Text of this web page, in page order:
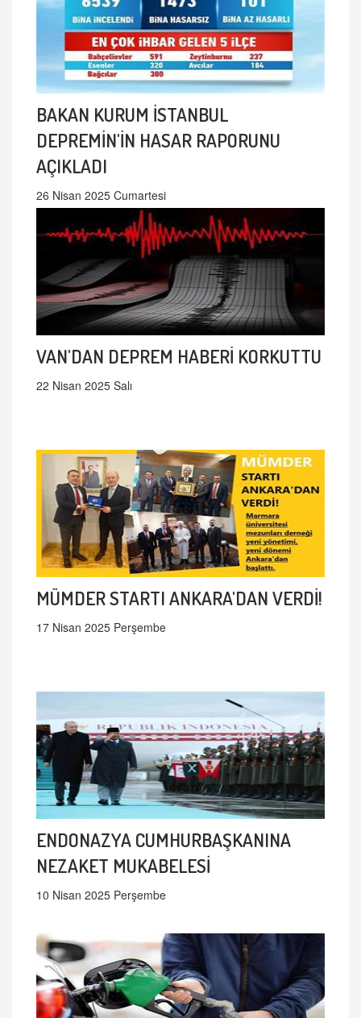
BAKAN KURUM İSTANBUL
DEPREMİN'İN HASAR RAPORUNU
AÇIKLADI
26 Nisan 2025 Cumartesi
VAN'DAN DEPREM HABERİ KORKUTTU
22 Nisan 2025 Salı
MÜMDER STARTI ANKARA'DAN VERDİ!
17 Nisan 2025 Perşembe
ENDONAZYA CUMHURBAŞKANINA
NEZAKET MUKABELESİ
10 Nisan 2025 Perşembe